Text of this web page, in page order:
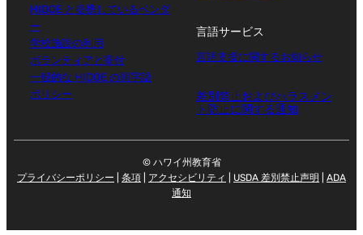
HIDOE と提携しているベンダ
ー
学校施設の利用
ボランティアと寄付
一般的な HIDOE の頭字語
ポリシー
言語サービス
言語支援に関するお知らせ
差別禁止およびハラスメン
ト防止に関する通知
© ハワイ州教育省
プライバシーポリシー
条項 アクセシビリティ USDA 差別禁止声明
ADA
通知